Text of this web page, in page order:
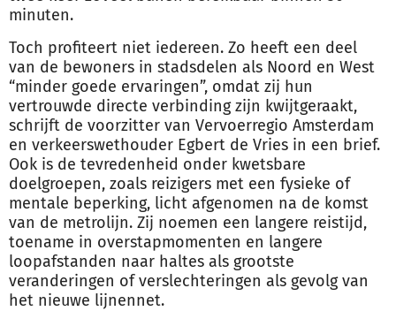
minuten.
Toch profiteert niet iedereen. Zo heeft een deel
van de bewoners in stadsdelen als Noord en West
“minder goede ervaringen”, omdat zij hun
vertrouwde directe verbinding zijn kwijtgeraakt,
schrijft de voorzitter van Vervoerregio Amsterdam
en verkeerswethouder Egbert de Vries in een brief.
Ook is de tevredenheid onder kwetsbare
doelgroepen, zoals reizigers met een fysieke of
mentale beperking, licht afgenomen na de komst
van de metrolijn. Zij noemen een langere reistijd,
toename in overstapmomenten en langere
loopafstanden naar haltes als grootste
veranderingen of verslechteringen als gevolg van
het nieuwe lijnennet.